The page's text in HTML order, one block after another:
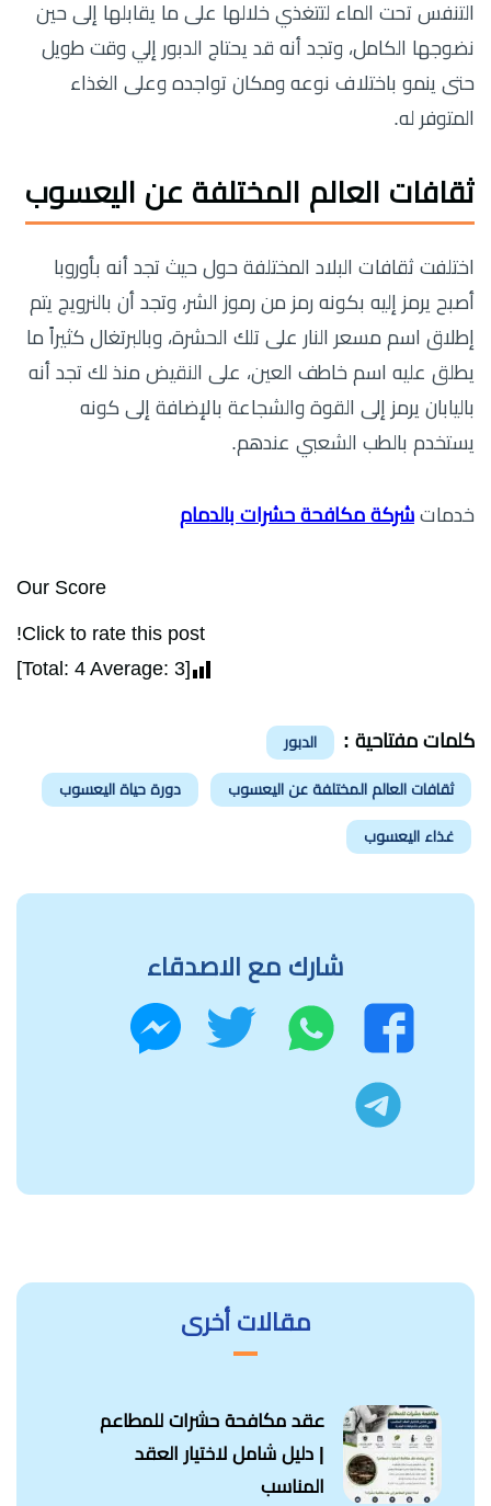
التنفس تحت الماء لتتغذي خلالها على ما يقابلها إلى حين
نضوجها الكامل، وتجد أنه قد يحتاج الدبور إلي وقت طويل
حتى ينمو باختلاف نوعه ومكان تواجده وعلى الغذاء
المتوفر له.
ثقافات العالم المختلفة عن اليعسوب
اختلفت ثقافات البلاد المختلفة حول حيث تجد أنه بأوروبا
أصبح يرمز إليه بكونه رمز من رموز الشر، وتجد أن بالنرويج يتم
إطلاق اسم مسعر النار على تلك الحشرة، وبالبرتغال كثيراً ما
يطلق عليه اسم خاطف العين، على النقيض منذ لك تجد أنه
باليابان يرمز إلى القوة والشجاعة بالإضافة إلى كونه
يستخدم بالطب الشعبي عندهم.
خدمات شركة مكافحة حشرات بالدمام
Our Score
Click to rate this post!
[Total:
4 Average: 3
]
كلمات مفتاحية : الدبور
ثقافات العالم المختلفة عن اليعسوب دورة حياة اليعسوب
غذاء اليعسوب
شارك مع الاصدقاء
فيسبوك
واتساب تويتر
مقالات أخرى
عقد مكافحة حشرات للمطاعم
| دليل شامل لاختيار العقد
المناسب